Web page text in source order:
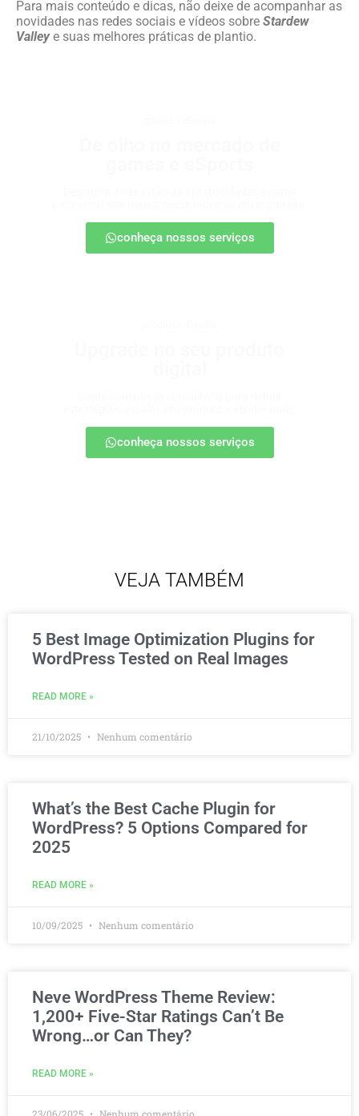
Para mais conteúdo e dicas, não deixe de acompanhar as
novidades nas redes sociais e vídeos sobre Stardew
Valleye suas melhores práticas de plantio.
conheça nossos serviços
conheça nossos serviços
VEJA TAMBÉM
5 Best Image Optimization Plugins for
WordPress Tested on Real Images
READ MORE »
21/10/2025 Nenhum comentário
What’s the Best Cache Plugin for
WordPress? 5 Options Compared for
2025
READ MORE »
10/09/2025 Nenhum comentário
Neve WordPress Theme Review:
1,200+ Five-Star Ratings Can’t Be
Wrong…or Can They?
READ MORE »